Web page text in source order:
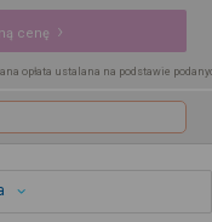
cenę
opłata ustalana na podstawie